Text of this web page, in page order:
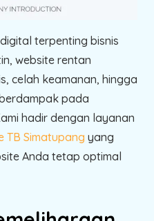
terpenting bisnis
website rentan
celah keamanan, hingga
pada
hadir dengan layanan
TB Simatupang yang
Anda tetap optimal